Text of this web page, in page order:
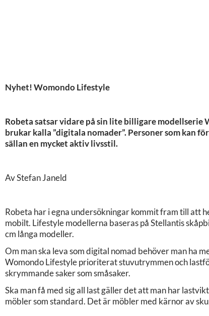
Nyhet! Womondo Lifestyle
Robeta satsar vidare på sin lite billigare
brukar kalla ”digitala nomader”. Personer som kan
sällan en mycket aktiv livsstil.
Av Stefan Janeld
Robeta har i egna undersökningar kommit fram till att
mobilt. Lifestyle modellerna baseras på Stellantis
cm långa modeller.
Om man ska leva som digital nomad behöver man ha
Womondo Lifestyle prioriterat stuvutrymmen och
skrymmande saker som småsaker.
Ska man få med sig all last gäller det att man har
möbler som standard. Det är möbler med kärnor av